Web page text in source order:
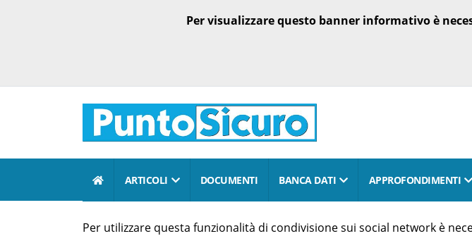
Per visualizzare questo banner informativo è
ARTICOLI DOCUMENTI BANCA DATI APPROFONDIMENTI
Per utilizzare questa funzionalità di condivisione sui social network è